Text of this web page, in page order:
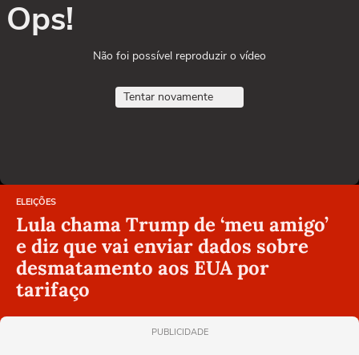
Ops!
Não foi possível reproduzir o vídeo
Tentar novamente
ELEIÇÕES
Lula chama Trump de ‘meu amigo’
e diz que vai enviar dados sobre
desmatamento aos EUA por
tarifaço
PUBLICIDADE